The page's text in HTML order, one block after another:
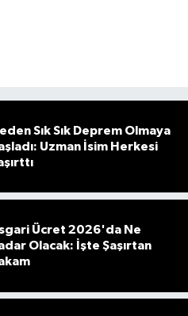
Sık Sık Deprem Olmaya
Uzman İsim Herkesi
Ücret 2026'da Ne
Olacak: İşte Şaşırtan